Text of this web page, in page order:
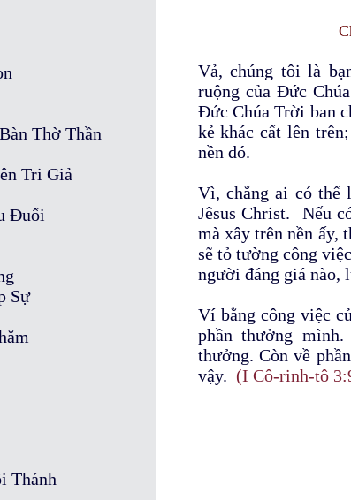
Thờ Thần
Tri Giả
Đuối
Sự
Thánh
Vả, chúng tôi là
ruộng của Đức
Đức Chúa Trời ban
kẻ khác cất lên
nền đó.
Vì, chẳng ai có thể
Jêsus Christ. Nếu
mà xây trên nền ấy,
sẽ tỏ tường công
người đáng giá nào,
Ví bằng công việc
phần thưởng
thưởng. Còn về
vậy. (I Cô-rinh-tô